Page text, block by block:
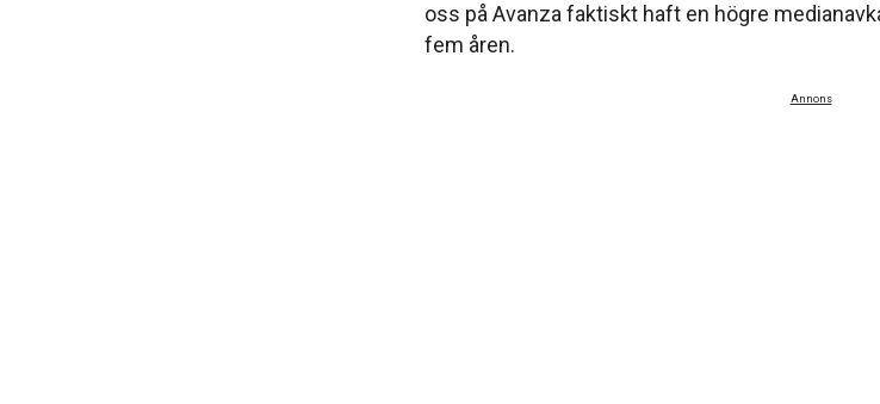
oss på Avanza faktiskt haft en högre
fem åren.
Annons